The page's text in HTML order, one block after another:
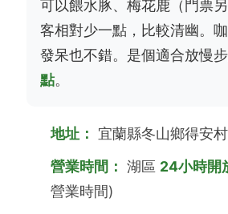
可以餵水豚、梅花鹿（門票
客相對少一點，比較清幽。
發呆也不錯。是個適合放慢
點。
地址：
宜蘭縣冬山鄉得安
營業時間： 湖區 24小時開
營業時間)